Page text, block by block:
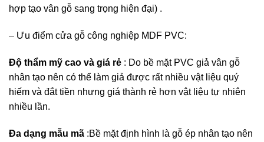
hợp tạo vân gỗ sang trọng hiện đại) .
– Ưu điểm cửa gỗ công nghiệp MDF PVC:
Độ thẩm mỹ cao và giá rẻ : Do bề mặt PVC giả vân gỗ
nhân tạo nên có thể làm giả được rất nhiều vật liệu quý
hiếm và đắt tiền nhưng giá thành rẻ hơn vật liệu tự nhiên
nhiều lần.
Đa dạng mẫu mã :Bề mặt định hình là gỗ ép nhân tạo nên